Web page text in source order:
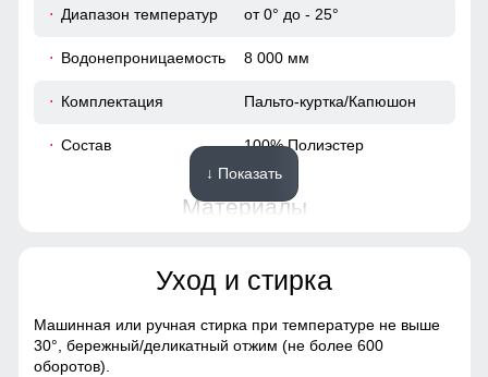
48 (XL)
Диапазон температур от 0° до - 25°
Водонепроницаемость 8 000 мм
Комплектация Пальто-куртка/Капюшон
Состав 100% Полиэстер
Материалы
Натуральные материалы,
Полиэстер, Плащевка,
Экологичные материалы
↓ Показать
Уход и стирка
Машинная или ручная стирка при температуре не выше
30°, бережный/деликатный отжим (не более 600
оборотов).